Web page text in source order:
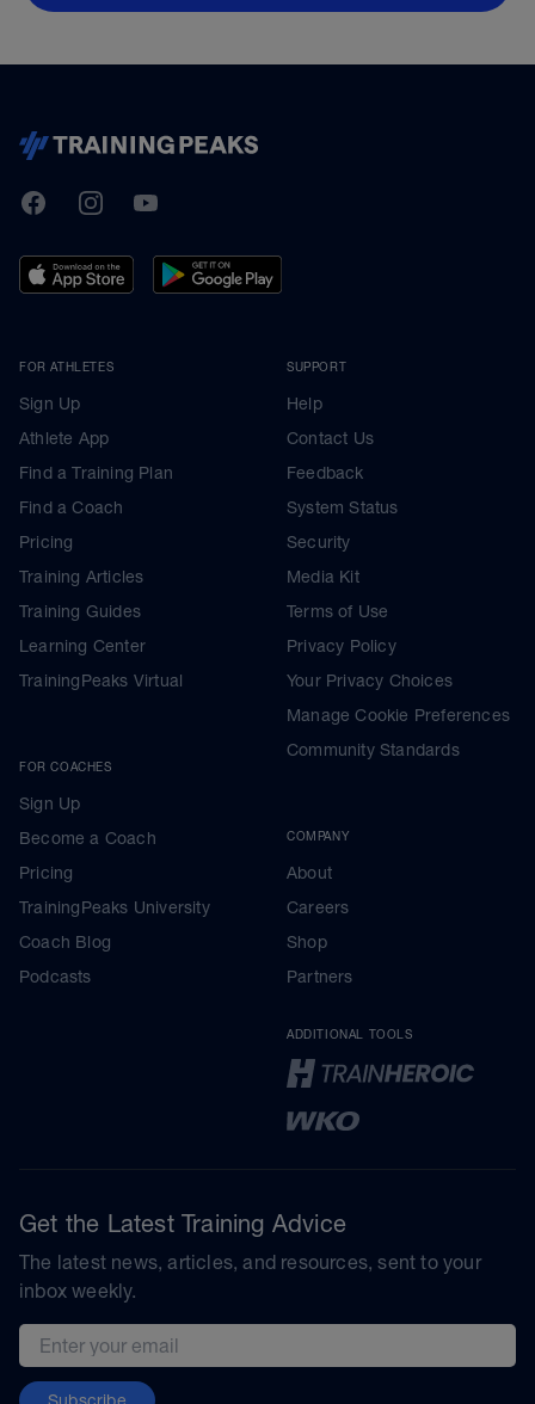
TrainingPeaks
FacebookInstagramYoutube
FOR ATHLETES
Sign Up
Athlete App
Find a Training Plan
Find a Coach
Pricing
Training Articles
Training Guides
Learning Center
TrainingPeaks Virtual
FOR COACHES
Sign Up
Become a Coach
Pricing
TrainingPeaks University
Coach Blog
Podcasts
SUPPORT
Help
Contact Us
Feedback
System Status
Security
Media Kit
Terms of Use
Privacy Policy
Your Privacy Choices
Manage Cookie Preferences
Community Standards
COMPANY
About
Careers
Shop
Partners
ADDITIONAL TOOLS
Get the Latest Training Advice
The latest news, articles, and resources, sent to your
inbox weekly.
Email address